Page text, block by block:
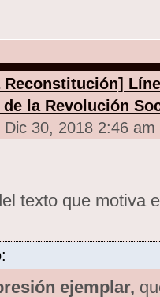
de la Revolución
30, 2018 2:46 am
texto que motiva
ejemplar,